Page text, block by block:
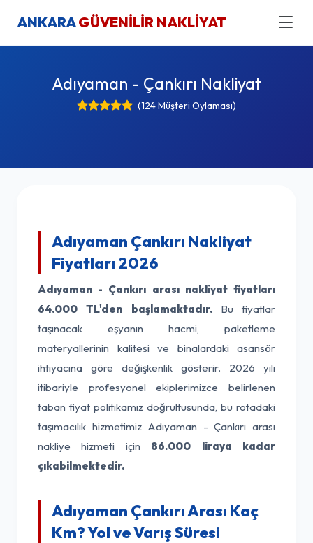
ANKARAGÜVENİLİR NAKLİYAT
Adıyaman - Çankırı Nakliyat
(124 Müşteri Oylaması)
Adıyaman Çankırı Nakliyat
Fiyatları 2026
Adıyaman - Çankırı arası nakliyat fiyatları
64.000 TL'den başlamaktadır.Bu fiyatlar
taşınacak eşyanın hacmi, paketleme
materyallerinin kalitesi ve binalardaki asansör
ihtiyacına göre değişkenlik gösterir. 2026 yılı
itibariyle profesyonel ekiplerimizce belirlenen
taban fiyat politikamız doğrultusunda, bu rotadaki
taşımacılık hizmetimiz Adıyaman - Çankırı arası
nakliye hizmeti için 86.000 liraya kadar
çıkabilmektedir.
Adıyaman Çankırı Arası Kaç
Km? Yol ve Varış Süresi